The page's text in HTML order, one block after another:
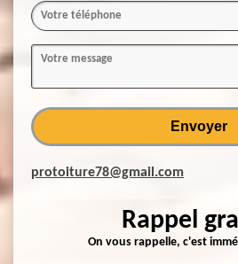
protoiture78@gmail.com
Rappel
On vous rappelle, c'est